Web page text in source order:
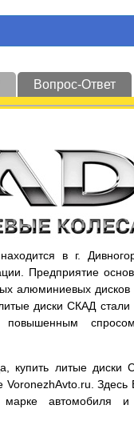
Вопрос-Ответ
в г.
Предприятие
алюминиевых дисков
диски СКАД стали
повышенным
купить литые диски
VoronezhAvto.ru. Здесь
марке автомобиля